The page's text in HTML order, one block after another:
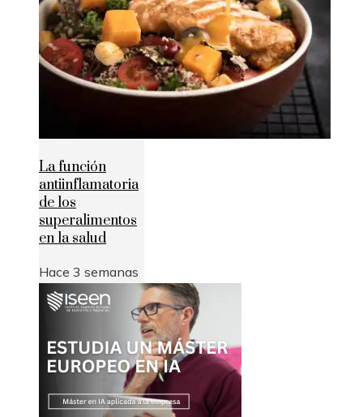
La función
antiinflamatoria
de los
superalimentos
en la salud
Hace 3 semanas